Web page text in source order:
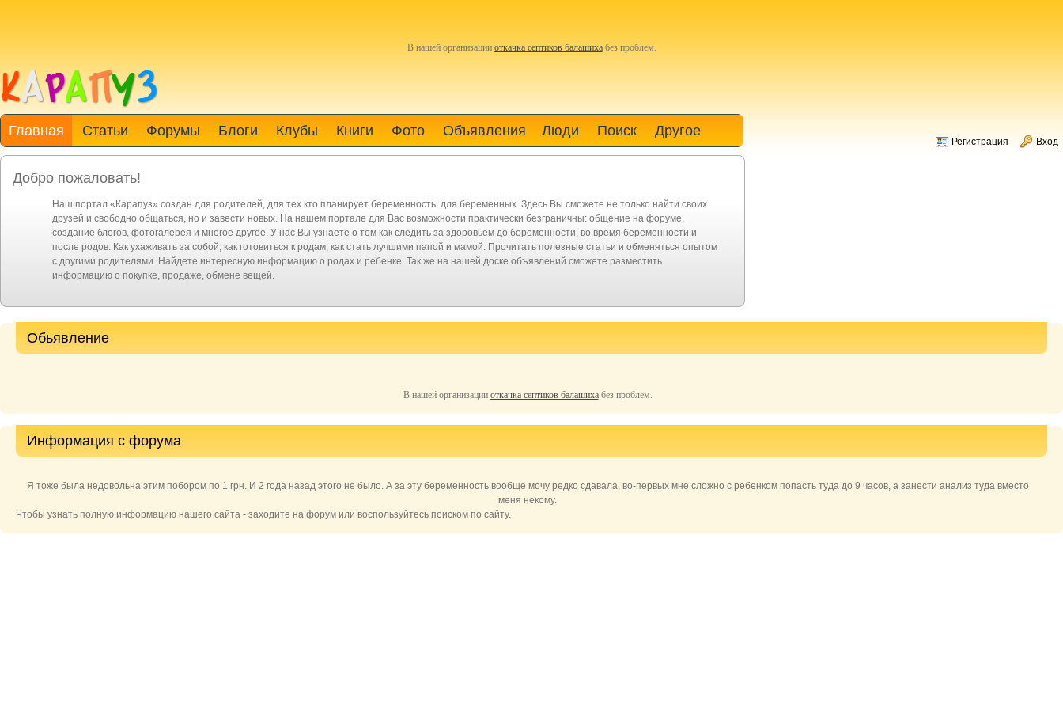
В нашей организации откачка септиков балашихабез проблем.
Регистрация Вход
Главная Статьи Форумы Блоги Клубы Книги Фото Объявления Люди Поиск Другое
Добро пожаловать!
Наш портал «Карапуз» создан для родителей, для тех кто планирует беременность, для беременных. Здесь Вы сможете не только найти своих
друзей и свободно общаться, но и завести новых. На нашем портале для Вас возможности практически безграничны: общение на форуме,
создание блогов, фотогалерея и многое другое. У нас Вы узнаете о том как следить за здоровьем до беременности, во время беременности и
после родов. Как ухаживать за собой, как готовиться к родам, как стать лучшими папой и мамой. Прочитать полезные статьи и обменяться опытом
с другими родителями. Найдете интересную информацию о родах и ребенке. Так же на нашей доске объявлений сможете разместить
информацию о покупке, продаже, обмене вещей.
Обьявление
В нашей организации откачка септиков балашихабез проблем.
Информация с форума
Я тоже была недовольна этим побором по 1 грн. И 2 года назад этого не было. А за эту беременность вообще мочу редко сдавала, во-первых мне сложно с ребенком попасть туда до 9 часов, а занести анализ туда вместо
меня некому.
Чтобы узнать полную информацию нашего сайта - заходите на форум или воспользуйтесь поиском по сайту.